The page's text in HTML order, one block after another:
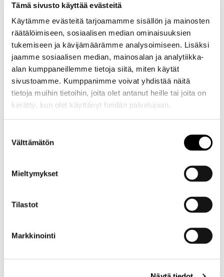
Tämä sivusto käyttää evästeitä
Käytämme evästeitä tarjoamamme sisällön ja mainosten
räätälöimiseen, sosiaalisen median ominaisuuksien
tukemiseen ja kävijämäärämme analysoimiseen. Lisäksi
jaamme sosiaalisen median, mainosalan ja analytiikka-
alan kumppaneillemme tietoja siitä, miten käytät
sivustoamme. Kumppanimme voivat yhdistää näitä
tietoja muihin tietoihin, joita olet antanut heille tai joita on
kerätty, kun olet käyttänyt heidän palvelujaan.
valinta
Välttämätön
Mieltymykset
Tilastot
Markkinointi
imukuppien avulla.
369,00€
Original
price
was:
369,00 €.
313,65€
Current
price
is:
313,65 €.
Tuotekoodi: 92700V00
Jalkataso, jossa levysokkeli ja valkoiset viistojalat Moduli-
Toimitus